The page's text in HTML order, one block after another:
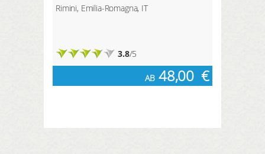
Rimini, Emilia-Romagna, IT
3.8/5
AB 48,00 €